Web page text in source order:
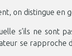
on distingue en
s’ils ne sont
se